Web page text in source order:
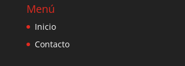
Menú
Inicio
Contacto